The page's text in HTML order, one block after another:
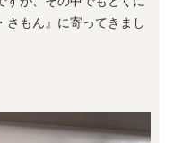
さもん』に寄ってきまし